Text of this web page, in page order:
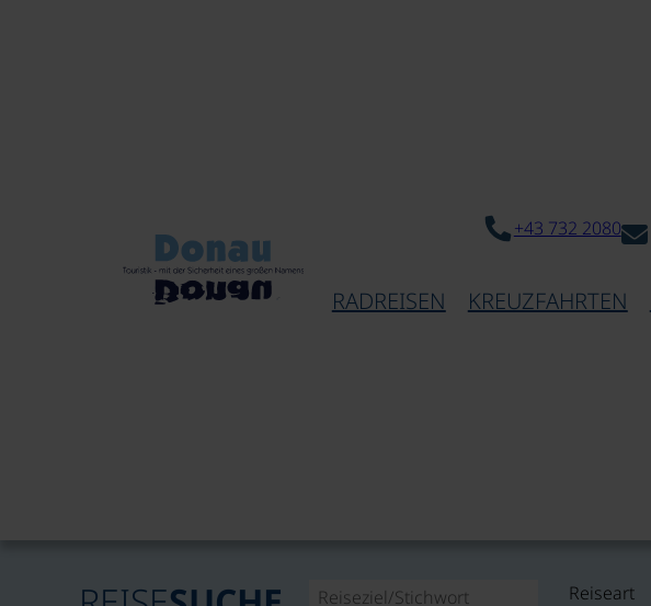
+43 732 2080
RADREISEN KREUZFAHRTEN